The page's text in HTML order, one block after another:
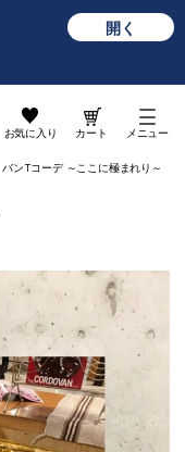
開く
お気に入り カート メニュー
バンTコーデ ～ここに極まれり～